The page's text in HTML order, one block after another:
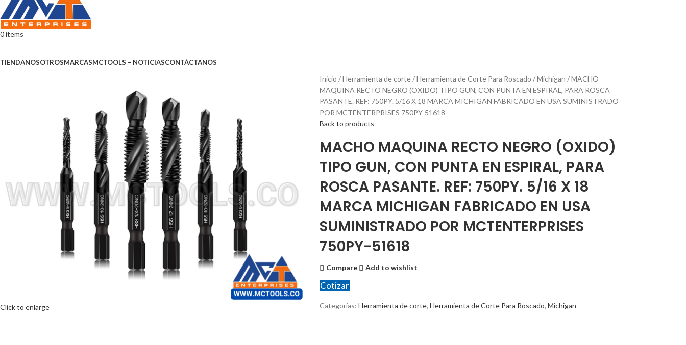
0items
TIENDANOSOTROSMARCASMCTOOLS – NOTICIASCONTÁCTANOS
Click to enlarge
Inicio Herramienta de corte Herramienta de Corte Para Roscado Michigan
MACHO
MAQUINA RECTO NEGRO (OXIDO) TIPO GUN, CON PUNTA EN ESPIRAL, PARA ROSCA
PASANTE. REF: 750PY. 5/16 X 18 MARCA MICHIGAN FABRICADO EN USA SUMINISTRADO
POR MCTENTERPRISES 750PY-51618
Back to products
MACHO MAQUINA RECTO NEGRO (OXIDO)
TIPO GUN, CON PUNTA EN ESPIRAL, PARA
ROSCA PASANTE. REF: 750PY. 5/16 X 18
MARCA MICHIGAN FABRICADO EN USA
SUMINISTRADO POR MCTENTERPRISES
750PY-51618
Compare Add to wishlist
Cotizar
Categorías: Herramienta de corte, Herramienta de Corte Para Roscado, Michigan